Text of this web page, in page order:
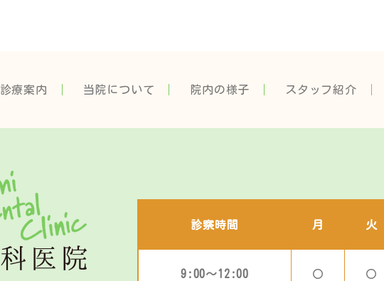
診療案内 当院について 院内の様子 スタッフ紹介
診察時間 月 火
9:00～12:00 〇 〇